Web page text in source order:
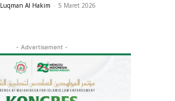
Luqman Al Hakim - 5 Maret 2026
- Advertisement -